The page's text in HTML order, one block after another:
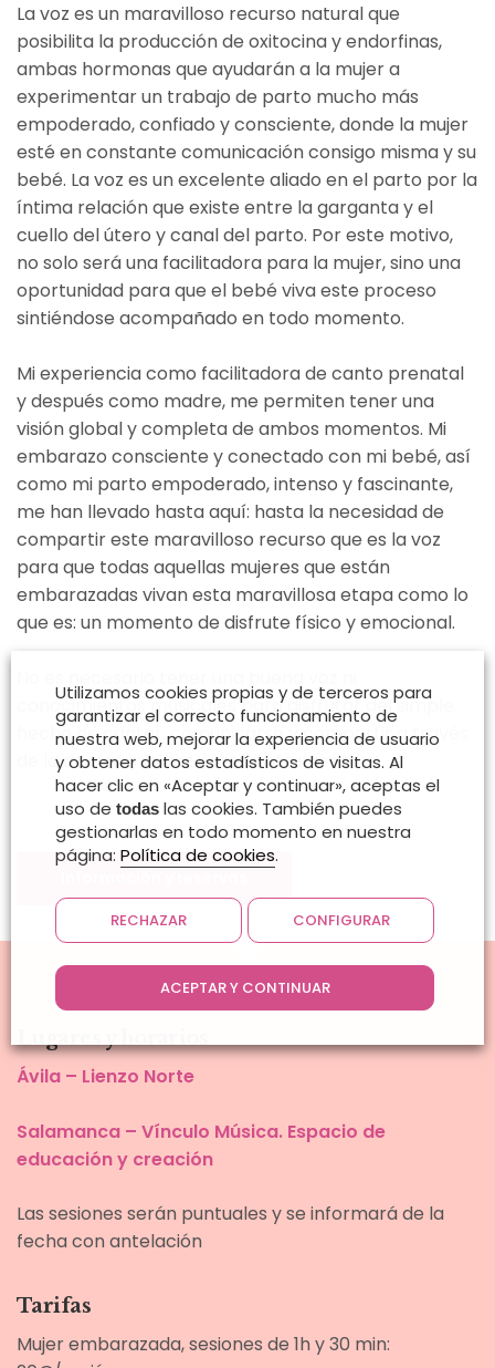
La voz es un maravilloso recurso natural que
posibilita la producción de oxitocina y endorfinas,
ambas hormonas que ayudarán a la mujer a
experimentar un trabajo de parto mucho más
empoderado, confiado y consciente, donde la mujer
esté en constante comunicación consigo misma y su
bebé. La voz es un excelente aliado en el parto por la
íntima relación que existe entre la garganta y el
cuello del útero y canal del parto. Por este motivo,
no solo será una facilitadora para la mujer, sino una
oportunidad para que el bebé viva este proceso
sintiéndose acompañado en todo momento.
Mi experiencia como facilitadora de canto prenatal
y después como madre, me permiten tener una
visión global y completa de ambos momentos. Mi
embarazo consciente y conectado con mi bebé, así
como mi parto empoderado, intenso y fascinante,
me han llevado hasta aquí: hasta la necesidad de
compartir este maravilloso recurso que es la voz
para que todas aquellas mujeres que están
embarazadas vivan esta maravillosa etapa como lo
que es: un momento de disfrute físico y emocional.
conocimientos musicales para disfrutar del simple
hecho de cantar, comunicarse y compartir a través
de la música y la voz como instrumento.
Ávila – Lienzo Norte
Salamanca – Vínculo Música. Espacio de
educación y creación
Las sesiones serán puntuales y se informará de la
fecha con antelación
Tarifas
Mujer embarazada, sesiones de 1h y 30 min:
Utilizamos cookies propias y de terceros para
garantizar el correcto funcionamiento de
nuestra web, mejorar la experiencia de usuario
y obtener datos estadísticos de visitas. Al
hacer clic en «Aceptar y continuar», aceptas el
uso de todas las cookies. También puedes
gestionarlas en todo momento en nuestra
página: Política de cookies.
RECHAZAR CONFIGURAR
ACEPTAR Y CONTINUAR